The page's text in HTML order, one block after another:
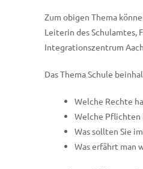
Zum obigen Thema
Leiterin des Schulamtes,
Integrationszentrum
Das Thema Schule
Welche Rechte
Welche Pflichten
Was sollten Sie
Was erfährt man